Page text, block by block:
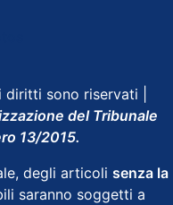
sono riservati |
del Tribunale
13/2015.
degli articoli senza la
saranno soggetti a